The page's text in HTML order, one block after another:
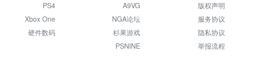
PS4
Xbox One
硬件数码
A9VG
NGA论坛
杉果游戏
PSNINE
版权声明
服务协议
隐私协议
举报流程